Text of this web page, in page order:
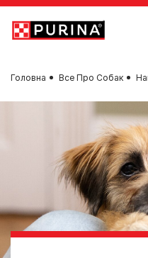
Skip to main content
Головна Все Про Собак